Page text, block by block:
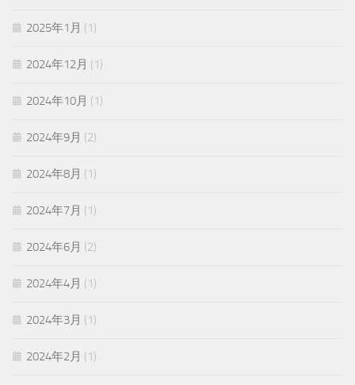
2025年1月 (1)
2024年12月 (1)
2024年10月 (1)
2024年9月 (2)
2024年8月 (1)
2024年7月 (1)
2024年6月 (2)
2024年4月 (1)
2024年3月 (1)
2024年2月 (1)